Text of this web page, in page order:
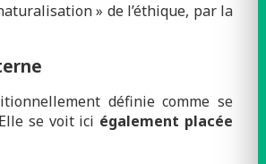
» de l’éthique, par la
définie comme se
se voit ici également placée